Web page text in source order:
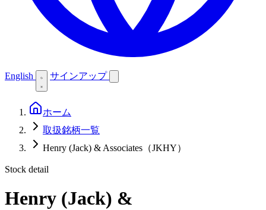
English サインアップ
ホーム
取扱銘柄一覧
Henry (Jack) & Associates（JKHY）
Stock detail
Henry (Jack) &